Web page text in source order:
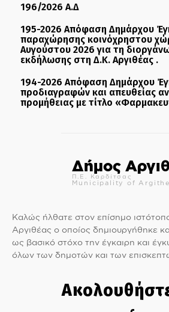
196/2026 Α.Δ
195-2026 Απόφαση Δημάρχου
παραχώρησης κοινόχρηστου
Αυγούστου 2026 για τη
εκδήλωσης στη Δ.Κ. Αργιθέας .
194-2026 Απόφαση Δημάρχου
προδιαγραφών και απευθείας
προμήθειας με τίτλο
Δήμος
Π.Ε. Καρδίτσας
Municipality of
Καλώς ήλθατε στον επίσημο
Αργιθέας ο οποίος δημιουργήθηκε
ως βασικό στόχο την έγκαιρη και
όλων των δημοτών και των